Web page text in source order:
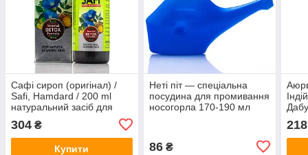
Сафі сироп (оригінал) /
Safi, Hamdard / 200 ml
натуральний засіб для
висипаннях
304 ₴
Купити
Неті піт — спеціальна
посудина для промивання
носогорла 170-190 мл
86₴
218